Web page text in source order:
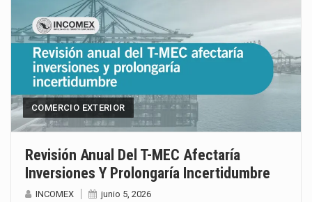
Ante la suspensión temporal de las inspecciones sanitarias del Departamento de Agricultura de Estados Unidos…
COMERCIO EXTERIOR
Revisión Anual Del T-MEC Afectaría
Inversiones Y Prolongaría Incertidumbre
INCOMEX junio 5, 2026